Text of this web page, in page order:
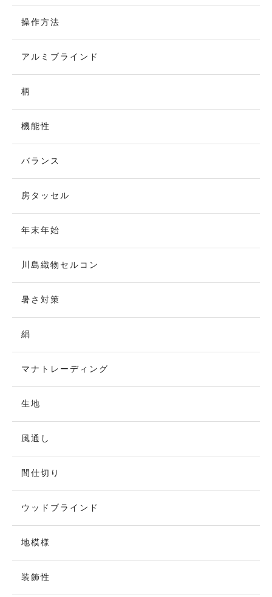
操作方法
アルミブラインド
柄
機能性
バランス
房タッセル
年末年始
川島織物セルコン
暑さ対策
絹
マナトレーディング
生地
風通し
間仕切り
ウッドブラインド
地模様
装飾性